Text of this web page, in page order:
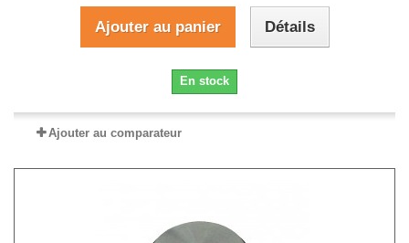
Ajouter au panier Détails
En stock
Ajouter au comparateur